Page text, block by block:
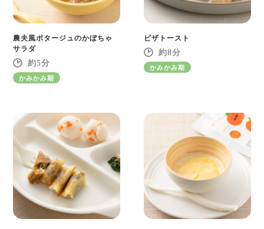
農夫風ポタージュのかぼちゃ
サラダ
5
かみかみ期
ピザトースト
8
かみかみ期